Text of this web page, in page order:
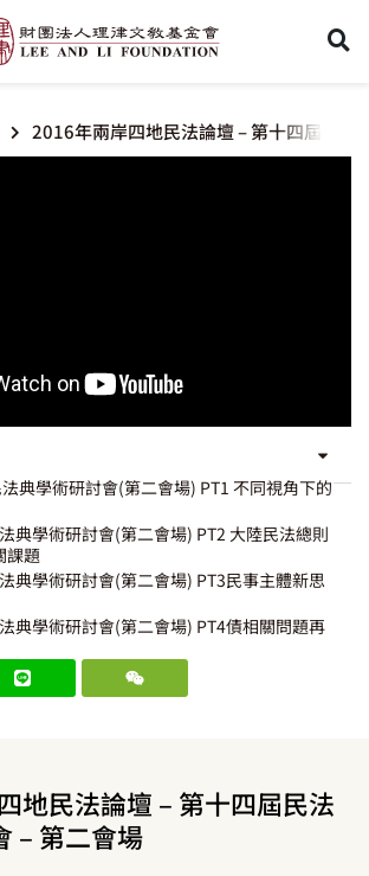
2016年兩岸四地民法論壇 – 第十四屆民法
典學術研討會(第二會場) PT1 不同視角下的
典學術研討會(第二會場) PT2 大陸民法總則
課題
典學術研討會(第二會場) PT3民事主體新思
典學術研討會(第二會場) PT4債相關問題再
地民法論壇 – 第十四屆民法
– 第二會場